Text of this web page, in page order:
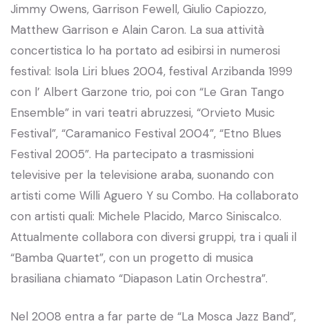
Jimmy Owens, Garrison Fewell, Giulio Capiozzo,
Matthew Garrison e Alain Caron. La sua attività
concertistica lo ha portato ad esibirsi in numerosi
festival: Isola Liri blues 2004, festival Arzibanda 1999
con l’ Albert Garzone trio, poi con “Le Gran Tango
Ensemble” in vari teatri abruzzesi, “Orvieto Music
Festival”, “Caramanico Festival 2004”, “Etno Blues
Festival 2005”. Ha partecipato a trasmissioni
televisive per la televisione araba, suonando con
artisti come Willi Aguero Y su Combo. Ha collaborato
con artisti quali: Michele Placido, Marco Siniscalco.
Attualmente collabora con diversi gruppi, tra i quali il
“Bamba Quartet”, con un progetto di musica
brasiliana chiamato “Diapason Latin Orchestra”.
Nel 2008 entra a far parte de “La Mosca Jazz Band”,